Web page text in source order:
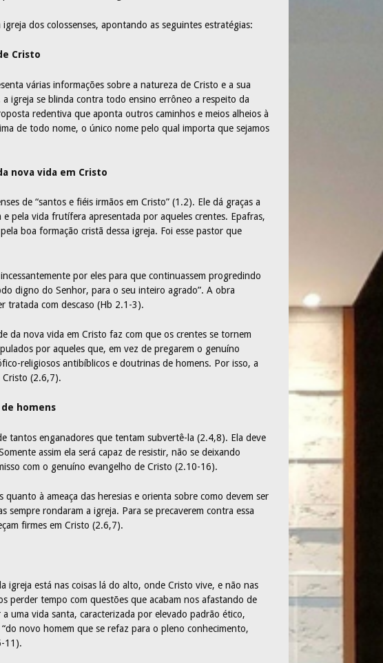
dos colossenses, apontando as seguintes estratégias:
Cristo
várias informações sobre a natureza de Cristo e a sua
igreja se blinda contra todo ensino errôneo a respeito da
redentiva que aponta outros caminhos e meios alheios à
de todo nome, o único nome pelo qual importa que sejamos
nova vida em Cristo
de “santos e fiéis irmãos em Cristo” (1.2). Ele dá graças a
pela vida frutífera apresentada por aqueles crentes. Epafras,
boa formação cristã dessa igreja. Foi esse pastor que
por eles para que continuassem progredindo
digno do Senhor, para o seu inteiro agrado”. A obra
tratada com descaso (Hb 2.1-3).
da nova vida em Cristo faz com que os crentes se tornem
por aqueles que, em vez de pregarem o genuíno
religiosos antibíblicos e doutrinas de homens. Por isso, a
Cristo (2.6,7).
homens
tantos enganadores que tentam subvertê-la (2.4,8). Ela deve
assim ela será capaz de resistir, não se deixando
com o genuíno evangelho de Cristo (2.10-16).
quanto à ameaça das heresias e orienta sobre como devem ser
sempre rondaram a igreja. Para se precaverem contra essa
firmes em Cristo (2.6,7).
igreja está nas coisas lá do alto, onde Cristo vive, e não nas
perder tempo com questões que acabam nos afastando de
uma vida santa, caracterizada por elevado padrão ético,
novo homem que se refaz para o pleno conhecimento,
11).